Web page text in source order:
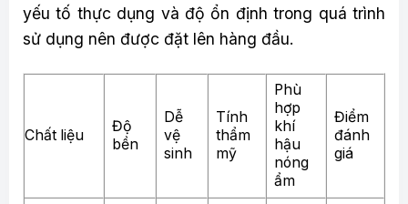
yếu tố thực dụng và độ ổn định trong quá trình
sử dụng nên được đặt lên hàng đầu.
Chất liệu
Độ
bền
Dễ
vệ
sinh
Tính
thẩm
mỹ
Phù
hợp
khí
hậu
nóng
ẩm
Điểm
đánh
giá